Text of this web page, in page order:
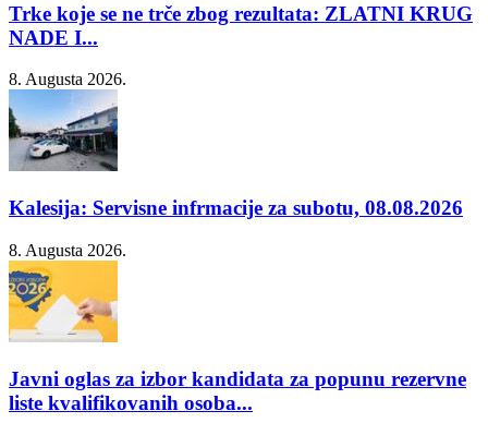
Trke koje se ne trče zbog rezultata: ZLATNI KRUG
NADE I...
8. Augusta 2026.
Kalesija: Servisne infrmacije za subotu, 08.08.2026
8. Augusta 2026.
Javni oglas za izbor kandidata za popunu rezervne
liste kvalifikovanih osoba...